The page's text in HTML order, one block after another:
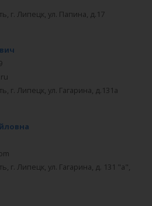
г. Липецк, ул. Папина, д.17
г. Липецк, ул. Гагарина, д.131а
г. Липецк, ул. Гагарина, д. 131 "а",